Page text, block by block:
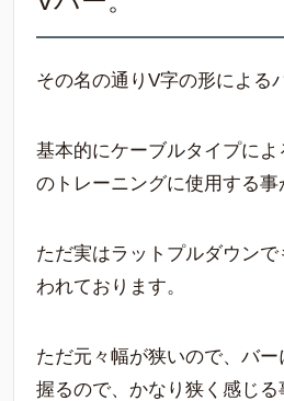
その名の通りV字の形による
基本的にケーブルタイプに
のトレーニングに使用する事
ただ実はラットプルダウン
われております。
ただ元々幅が狭いので、バ
握るので、かなり狭く感じる